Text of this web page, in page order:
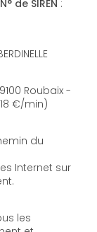
de SIREN :
Roubaix -
(0.118 €/min)
du
Internet sur
les